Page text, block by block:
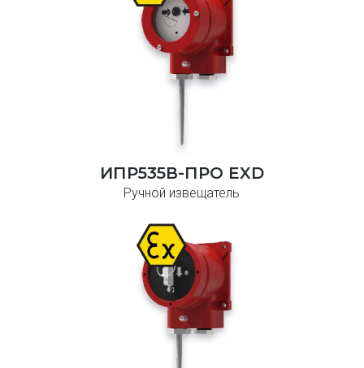
ИПР535В-ПРО EXD
Ручной извещатель